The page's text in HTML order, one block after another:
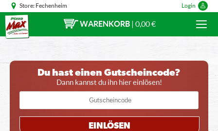
Store: Fechenheim Login
WARENKORB | 0,00 €
Du hast einen Gutscheincode?
Dann kannst du ihn hier einlösen!
EINLÖSEN